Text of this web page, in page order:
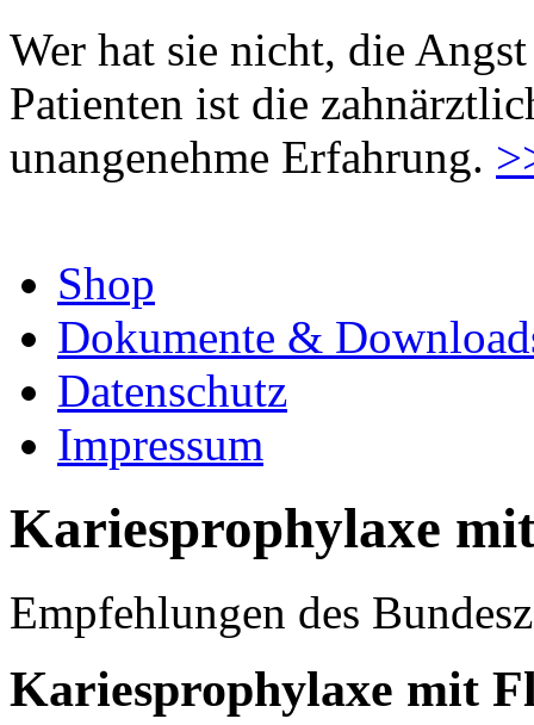
Wer hat sie nicht, die
Patienten ist die
unangenehme Erfahrung.
Shop
Dokumente &
Datenschutz
Impressum
Kariesprophylaxe
Empfehlungen des
Kariesprophylaxe mit